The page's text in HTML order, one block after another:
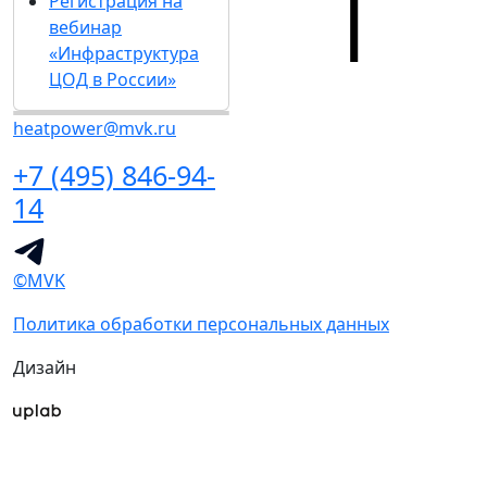
вебинар
«Инфраструктура
ЦОД в России»
heatpower@mvk.ru
+7 (495) 846-94-
14
©MVK
Политика обработки персональных данных
Дизайн